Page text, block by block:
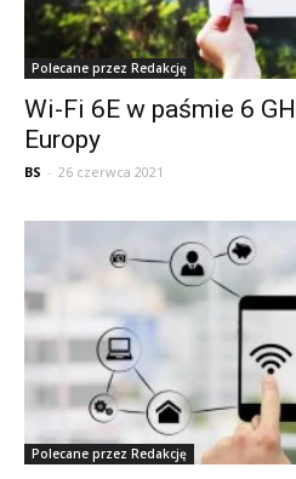
Polecane przez Redakcję
Wi-Fi 6E w paśmie 6
Europy
BS - 26 czerwca 2021
Polecane przez Redakcję